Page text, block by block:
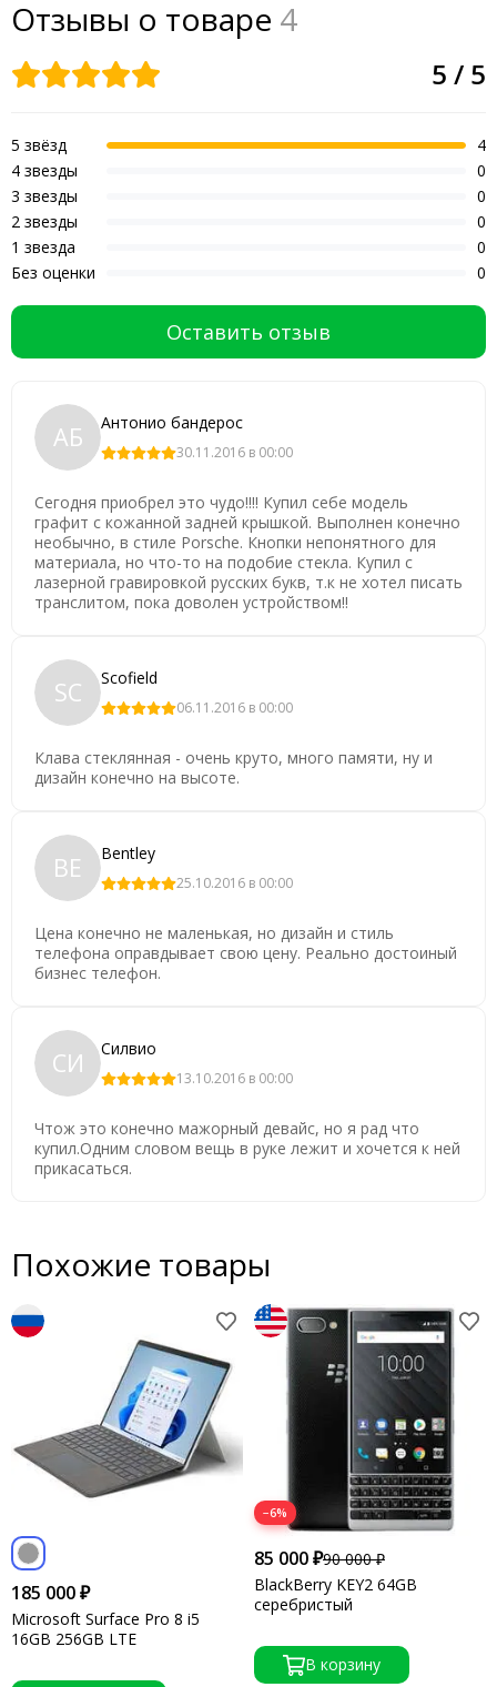
Отзывы о товаре 4
АБ Антонио бандерос
30.11.2016 в 00:00
Сегодня приобрел это чудо!!!! Купил себе модель
графит с кожанной задней крышкой. Выполнен конечно
необычно, в стиле Porsche. Кнопки непонятного для
материала, но что-то на подобие стекла. Купил с
лазерной гравировкой русских букв, т.к не хотел писать
транслитом, пока доволен устройством!!
SC Scofield
06.11.2016 в 00:00
Клава стеклянная - очень круто, много памяти, ну и
дизайн конечно на высоте.
BE Bentley
25.10.2016 в 00:00
Цена конечно не маленькая, но дизайн и стиль
телефона оправдывает свою цену. Реально достоиный
бизнес телефон.
СИ Силвио
13.10.2016 в 00:00
Чтож это конечно мажорный девайс, но я рад что
купил.Одним словом вещь в руке лежит и хочется к ней
прикасаться.
5 / 5
5 звёзд
4
4 звезды
0
3 звезды
0
2 звезды
0
1 звезда
0
Без оценки
0
Оставить отзыв
Похожие товары
185 000 ₽
Microsoft Surface Pro 8 i5
16GB 256GB LTE
−6%
85 000 ₽90 000 ₽
BlackBerry KEY2 64GB
серебристый
В корзину